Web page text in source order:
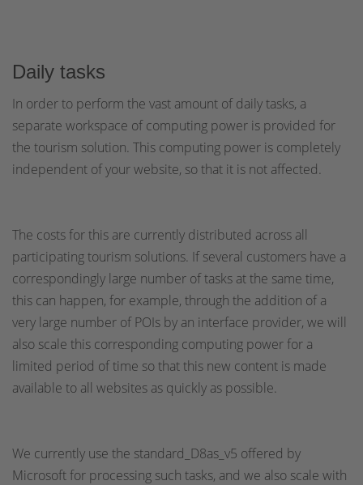
Daily tasks
In order to perform the vast amount of daily tasks, a
separate workspace of computing power is provided for
the tourism solution. This computing power is completely
independent of your website, so that it is not affected.
The costs for this are currently distributed across all
participating tourism solutions. If several customers have a
correspondingly large number of tasks at the same time,
this can happen, for example, through the addition of a
very large number of POIs by an interface provider, we will
also scale this corresponding computing power for a
limited period of time so that this new content is made
available to all websites as quickly as possible.
We currently use the standard_D8as_v5 offered by
Microsoft for processing such tasks, and we also scale with